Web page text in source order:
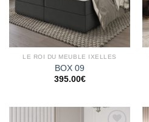
LE ROI DU MEUBLE IXELLES
BOX 09
395.00€